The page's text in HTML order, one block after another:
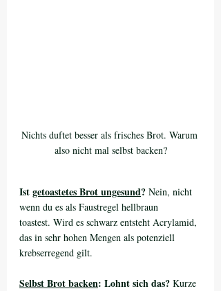
Nichts duftet besser als frisches Brot. Warum
also nicht mal selbst backen?
Ist getoastetes Brot ungesund? Nein, nicht
wenn du es als Faustregel hellbraun
toastest. Wird es schwarz entsteht Acrylamid,
das in sehr hohen Mengen als potenziell
krebserregend gilt.
Selbst Brot backen: Lohnt sich das? Kurze